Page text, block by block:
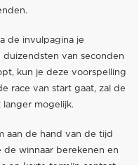
de invulpagina je
van seconden
kun je deze voorspelling
race van start gaat, zal de
langer mogelijk.
aan de hand van de tijd
de winnaar berekenen en